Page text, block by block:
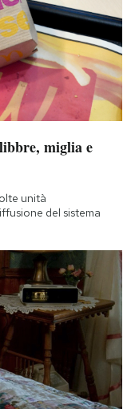
miglia e
unità
del sistema